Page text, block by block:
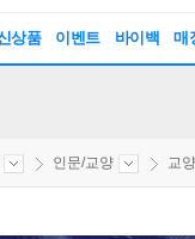
상품 이벤트 바이백 매
인문/교양 교